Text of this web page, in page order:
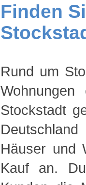
Finden
Rund um
Stockstadt
Häuser und
Kauf an.